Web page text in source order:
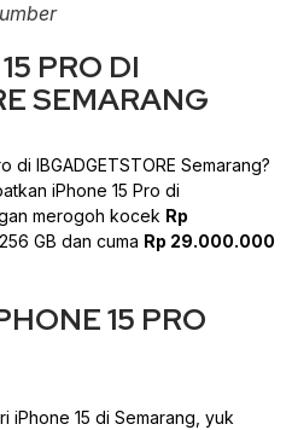
PRO DI
SEMARANG
di IBGADGETSTORE Semarang?
iPhone 15 Pro di
merogoh kocek Rp
GB dan cuma Rp 29.000.000
15 PRO
iPhone 15 di Semarang, yuk